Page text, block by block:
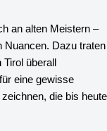
an alten Meistern –
Nuancen. Dazu traten
überall
eine gewisse
die bis heute